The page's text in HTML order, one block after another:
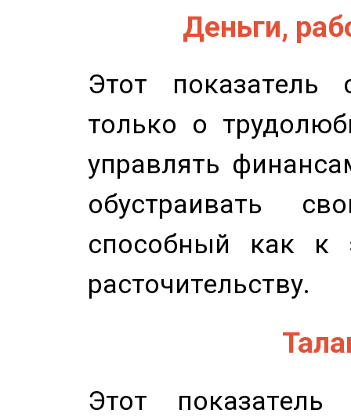
Деньги,
Этот показатель
только о
управлять
обустраивать
способный как к
расточительству.
Этот показатель